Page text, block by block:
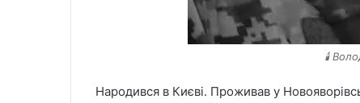
🕯️
Народився в Києві. Проживав у